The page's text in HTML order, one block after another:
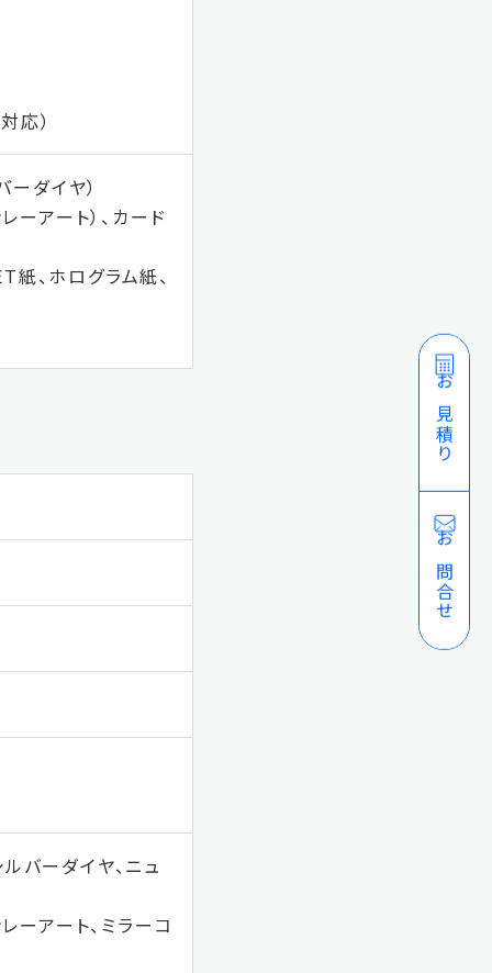
応）
ーダイヤ）
ーアート）、カード
紙、ホログラム紙、
ルバーダイヤ、ニュ
ーアート、ミラーコ
お見積り
お問合せ